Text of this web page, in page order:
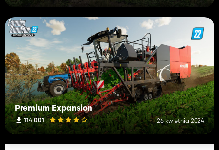
Premium Expansion
114 001 26 kwietnia 2024